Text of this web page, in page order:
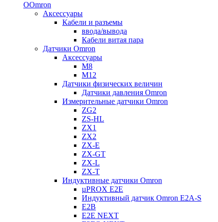
OOmron
Аксессуары
Кабели и разъемы
ввода/вывода
Кабели витая пара
Датчики Omron
Аксессуары
M8
M12
Датчики физических величин
Датчики давления Omron
Измерительные датчики Omron
ZG2
ZS-HL
ZX1
ZX2
ZX-E
ZX-GT
ZX-L
ZX-T
Индуктивные датчики Omron
µPROX E2E
Индуктивный датчик Omron E2A-S
E2B
E2E NEXT